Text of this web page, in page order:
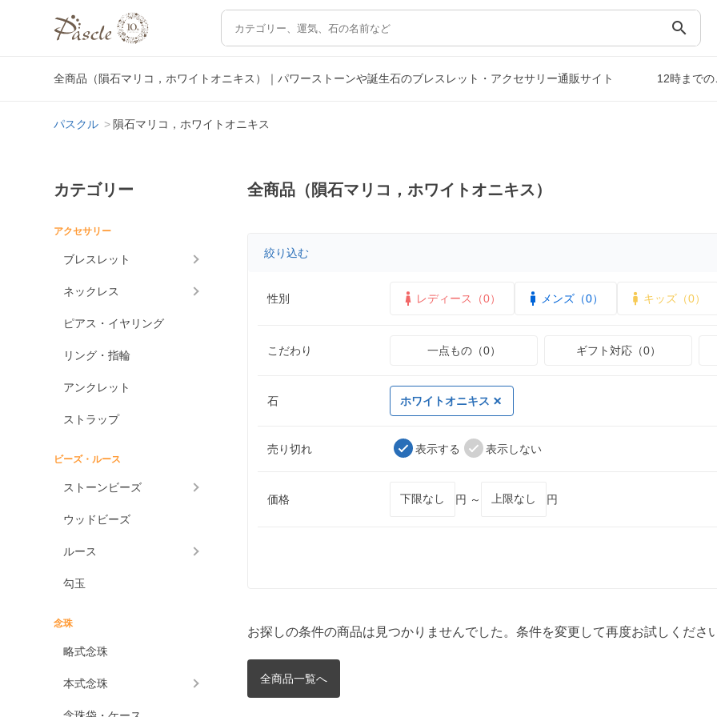
search
全商品（隕石マリコ，ホワイトオニキス）｜パワーストーンや誕生石のブレスレット・アクセサリー通販サイト 12時まで
パスクル 隕石マリコ，ホワイトオニキス
カテゴリー
アクセサリー
ブレスレット
ネックレス
ピアス・イヤリング
リング・指輪
アンクレット
ストラップ
ビーズ・ルース
ストーンビーズ
ウッドビーズ
ルース
勾玉
念珠
略式念珠
本式念珠
全商品（隕石マリコ，ホワイトオニキス）
絞り込む
性別 レディース（0） メンズ（0） キッズ（0）
こだわり 一点もの（0） ギフト対応（0）
石 ホワイトオニキス
売り切れ 表示する 表示しない
価格 円 ～ 円
お探しの条件の商品は見つかりませんでした。条件を変更して再度お試しください
全商品一覧へ